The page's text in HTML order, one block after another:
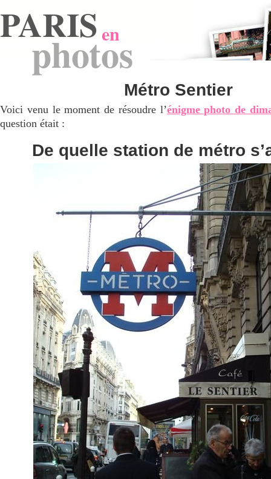
PARISen
photos
Métro Sentier
Voici venu le moment de résoudre l’énigme photo de
question était :
De quelle station de métro